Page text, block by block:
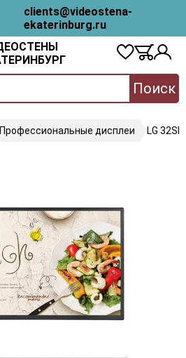
clients@videostena-
ekaterinburg.ru
Поиск
Профессиональные дисплеи LG